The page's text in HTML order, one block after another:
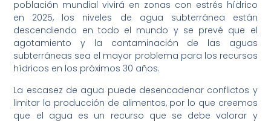
población mundial vivirá en zonas con estrés hídrico
en 2025, los niveles de agua subterránea están
descendiendo en todo el mundo y se prevé que el
agotamiento y la contaminación de las aguas
subterráneas sea el mayor problema para los recursos
hídricos en los próximos 30 años.
La escasez de agua puede desencadenar conflictos y
limitar la producción de alimentos, por lo que creemos
que el agua es un recurso que se debe valorar y